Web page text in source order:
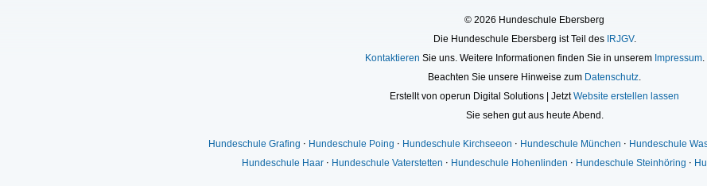
© 2026 Hundeschule Ebersberg
Die Hundeschule Ebersberg ist Teil des IRJGV.
Kontaktieren Sie uns. Weitere Informationen finden Sie in unserem Impressum.
Beachten Sie unsere Hinweise zum Datenschutz.
Erstellt von operun Digital Solutions | JetztWebsite erstellen lassen
Sie sehen gut aus heute Abend.
Hundeschule Grafing ⋅ Hundeschule Poing ⋅ Hundeschule Kirchseeon ⋅ Hundeschule München ⋅ Hundeschule
Hundeschule Haar ⋅ Hundeschule Vaterstetten ⋅ Hundeschule Hohenlinden ⋅ Hundeschule Steinhöring ⋅